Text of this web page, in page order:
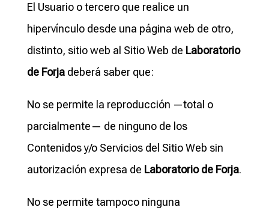
El Usuario o tercero que realice un
hipervínculo desde una página web de otro,
distinto, sitio web al Sitio Web de Laboratorio
de Forjadeberá saber que:
No se permite la reproducción —total o
parcialmente— de ninguno de los
Contenidos y/o Servicios del Sitio Web sin
autorización expresa de Laboratorio de Forja.
No se permite tampoco ninguna